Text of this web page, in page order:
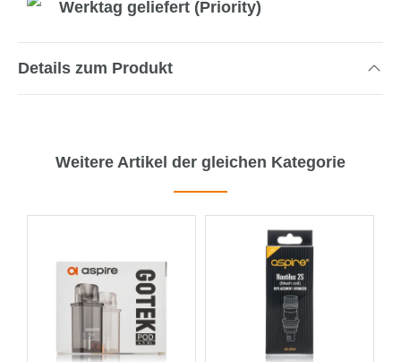
Werktag geliefert (Priority)
Details zum Produkt
Weitere Artikel der gleichen Kategorie